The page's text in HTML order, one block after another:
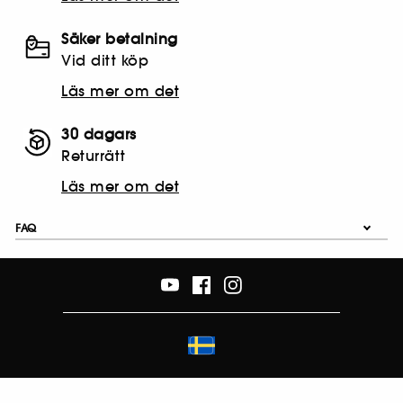
Säker betalning
Vid ditt köp
Läs mer om det
30 dagars
Returrätt
Läs mer om det
FAQ